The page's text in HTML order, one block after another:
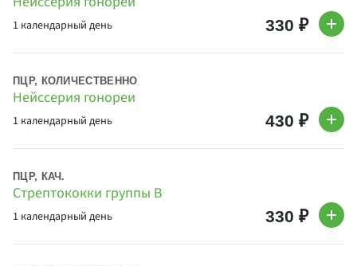
1 календарный день 330 ₽
Нейссерия гонореи
ПЦР, КОЛИЧЕСТВЕННО
1 календарный день 430 ₽
Стрептококки группы В
ПЦР, КАЧ.
1 календарный день 330 ₽